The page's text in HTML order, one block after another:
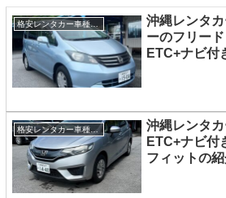
格安レンタカー車種紹介
沖縄レンタ
ーのフリー
ETC+ナビ付
格安レンタカー車種紹介
沖縄レンタ
ETC+ナビ付
フィットの